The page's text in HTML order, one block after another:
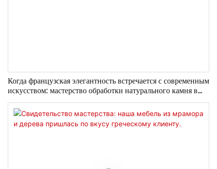
Когда французская элегантность встречается с современным
искусством: мастерство обработки натурального камня в
мебельном магазине Chunfu Furniture в Шэньяне